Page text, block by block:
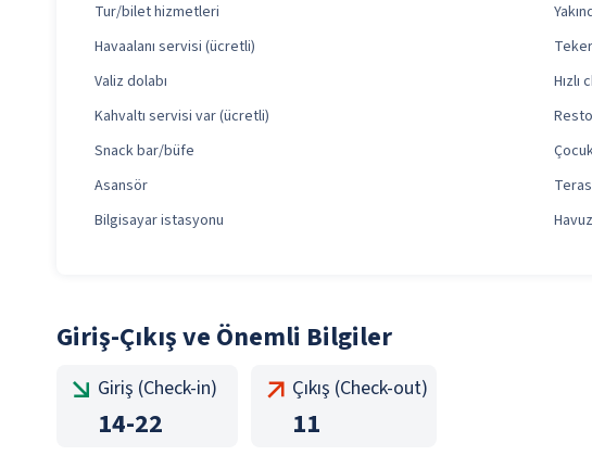
Tur/bilet hizmetleri
Havaalanı servisi (ücretli)
Valiz dolabı
Hızlı
Kahvaltı servisi var (ücretli)
Snack bar/büfe
Asansör
Teras
Bilgisayar istasyonu
Giriş-Çıkış ve Önemli Bilgiler
Giriş (Check-in)
14-22
Çıkış (Check-out)
11